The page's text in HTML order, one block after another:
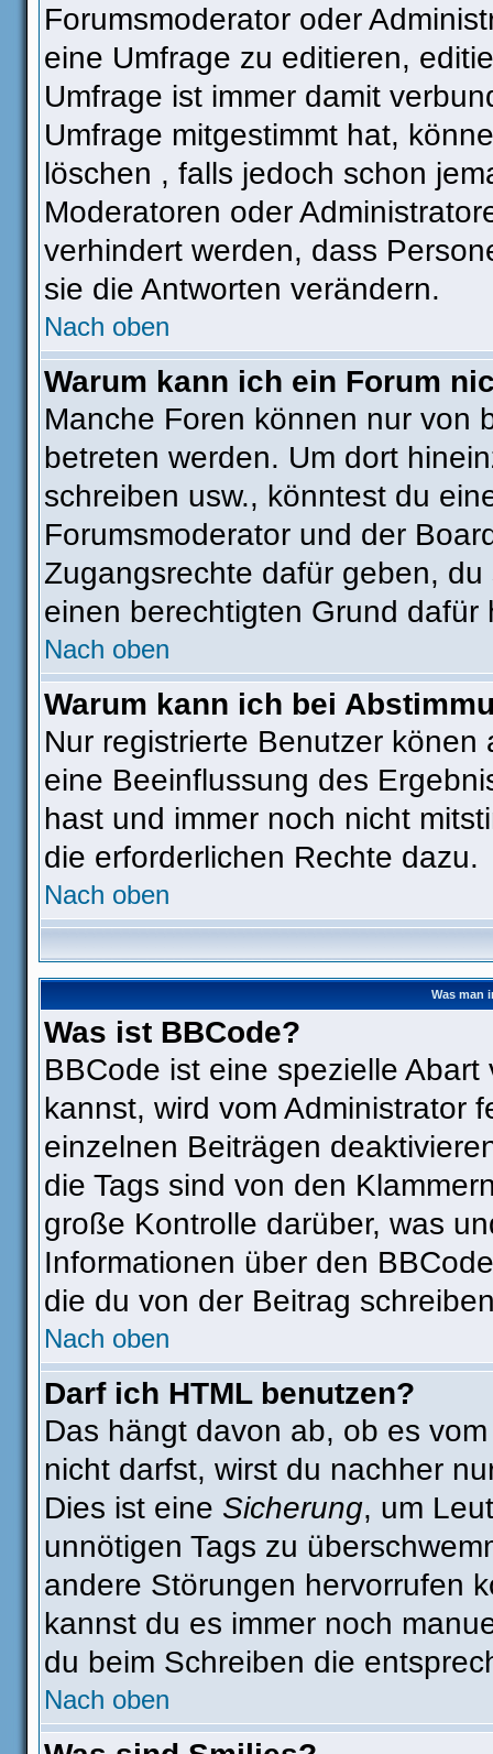
Forumsmoderator oder
eine Umfrage zu editieren,
Umfrage ist immer damit
Umfrage mitgestimmt hat,
löschen , falls jedoch schon
Moderatoren oder
verhindert werden, dass
sie die Antworten verändern.
Nach oben
Warum kann ich ein Forum
Manche Foren können nur von
betreten werden. Um dort
schreiben usw., könntest du
Forumsmoderator und der
Zugangsrechte dafür geben,
einen berechtigten Grund dafür
Nach oben
Warum kann ich bei
Nur registrierte Benutzer
eine Beeinflussung des
hast und immer noch nicht
die erforderlichen Rechte dazu.
Nach oben
Was man
Was ist BBCode?
BBCode ist eine spezielle
kannst, wird vom Administrator
einzelnen Beiträgen
die Tags sind von den
große Kontrolle darüber, was
Informationen über den
die du von der Beitrag
Nach oben
Darf ich HTML benutzen?
Das hängt davon ab, ob es
nicht darfst, wirst du nachher
Dies ist eine Sicherung, um
unnötigen Tags zu
andere Störungen hervorrufen
kannst du es immer noch
du beim Schreiben die
Nach oben